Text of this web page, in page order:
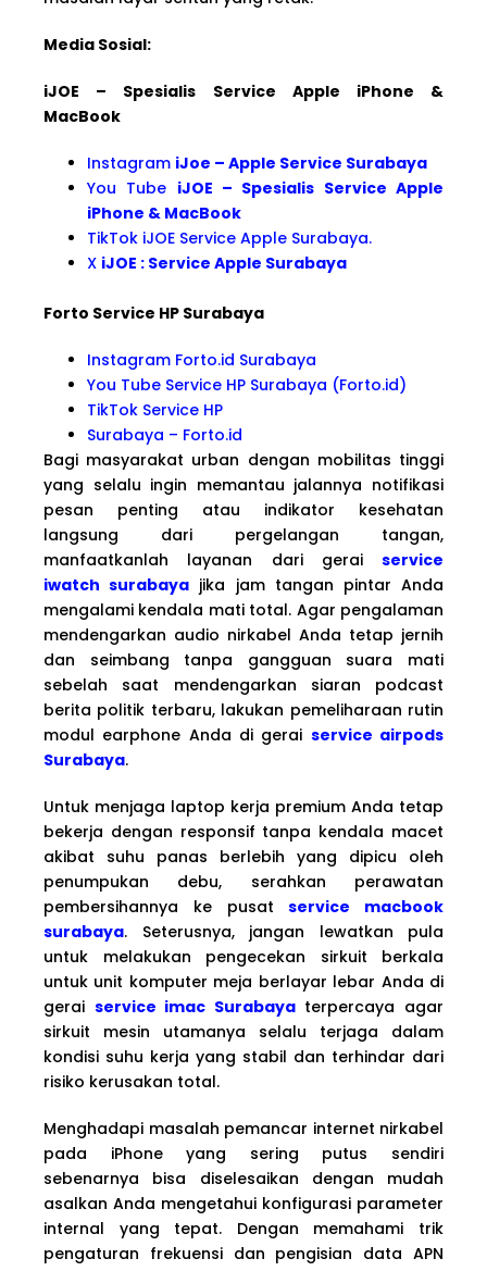
Media Sosial:
iJOE – Spesialis Service Apple iPhone &
MacBook
Instagram iJoe – Apple Service Surabaya
You Tube iJOE – Spesialis Service Apple
iPhone & MacBook
TikTok iJOE Service Apple Surabaya.
X iJOE : Service Apple Surabaya
Forto Service HP Surabaya
Instagram Forto.id Surabaya
You Tube Service HP Surabaya (Forto.id)
TikTok Service HP
Surabaya – Forto.id
Bagi masyarakat urban dengan mobilitas tinggi
yang selalu ingin memantau jalannya notifikasi
pesan penting atau indikator kesehatan
langsung dari pergelangan tangan,
manfaatkanlah layanan dari gerai service
iwatch surabaya jika jam tangan pintar Anda
mengalami kendala mati total. Agar pengalaman
mendengarkan audio nirkabel Anda tetap jernih
dan seimbang tanpa gangguan suara mati
sebelah saat mendengarkan siaran podcast
berita politik terbaru, lakukan pemeliharaan rutin
modul earphone Anda di gerai service airpods
Surabaya.
Untuk menjaga laptop kerja premium Anda tetap
bekerja dengan responsif tanpa kendala macet
akibat suhu panas berlebih yang dipicu oleh
penumpukan debu, serahkan perawatan
pembersihannya ke pusatservice macbook
surabaya. Seterusnya, jangan lewatkan pula
untuk melakukan pengecekan sirkuit berkala
untuk unit komputer meja berlayar lebar Anda di
gerai service imac Surabayaterpercaya agar
sirkuit mesin utamanya selalu terjaga dalam
kondisi suhu kerja yang stabil dan terhindar dari
risiko kerusakan total.
Menghadapi masalah pemancar internet nirkabel
pada iPhone yang sering putus sendiri
sebenarnya bisa diselesaikan dengan mudah
asalkan Anda mengetahui konfigurasi parameter
internal yang tepat. Dengan memahami trik
pengaturan frekuensi dan pengisian data APN